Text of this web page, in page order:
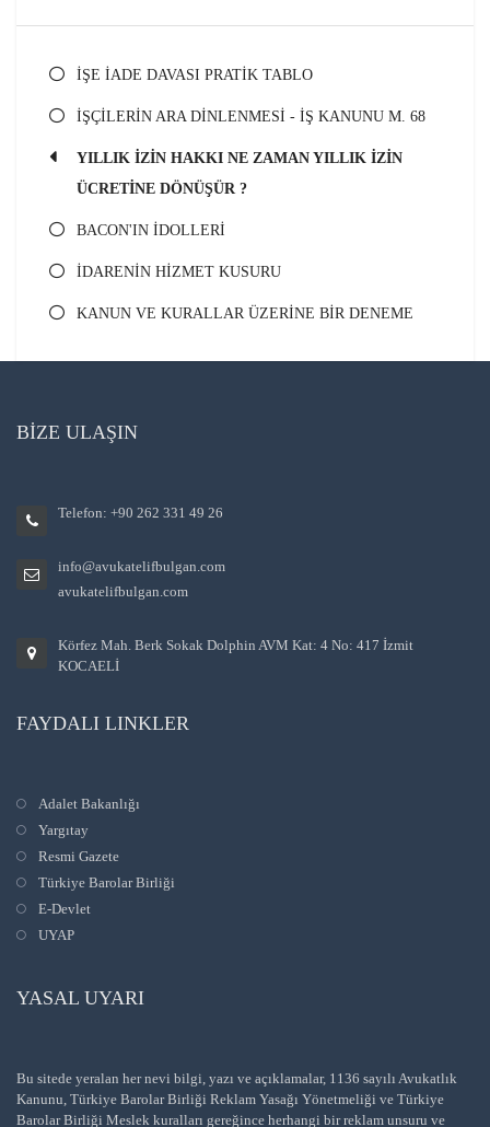
İŞE İADE DAVASI PRATİK TABLO
İŞÇİLERİN ARA DİNLENMESİ - İŞ KANUNU M. 68
YILLIK İZİN HAKKI NE ZAMAN YILLIK İZİN
ÜCRETİNE DÖNÜŞÜR ?
BACON'IN İDOLLERİ
İDARENİN HİZMET KUSURU
KANUN VE KURALLAR ÜZERİNE BİR DENEME
BİZE ULAŞIN
Telefon: +90 262 331 49 26
info@avukatelifbulgan.com
avukatelifbulgan.com
Körfez Mah. Berk Sokak Dolphin AVM Kat: 4 No: 417 İzmit
KOCAELİ
FAYDALI LINKLER
Adalet Bakanlığı
Yargıtay
Resmi Gazete
Türkiye Barolar Birliği
E-Devlet
UYAP
YASAL UYARI
Bu sitede yeralan her nevi bilgi, yazı ve açıklamalar, 1136 sayılı Avukatlık
Kanunu, Türkiye Barolar Birliği Reklam Yasağı Yönetmeliği ve Türkiye
Barolar Birliği Meslek kuralları gereğince herhangi bir reklam unsuru ve